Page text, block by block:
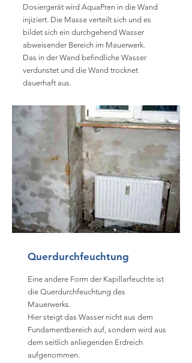
Dosiergerät wird AquaPren in die Wand
injiziert. Die Masse verteilt sich und es
bildet sich ein durchgehend Wasser
abweisender Bereich im Mauerwerk.
Das in der Wand befindliche Wasser
verdunstet und die Wand trocknet
dauerhaft aus.
Querdurchfeuchtung
Eine andere Form der Kapillarfeuchte ist
die Querdurchfeuchtung des
Mauerwerks.
Hier steigt das Wasser nicht aus dem
Fundamentbereich auf, sondern wird aus
dem seitlich anliegenden Erdreich
aufgenommen.